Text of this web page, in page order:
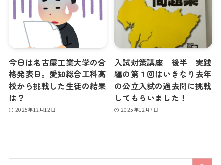
今日は名古屋工業大学の合
格発表日。愛知総合工科高
校から挑戦した生徒の結果
は？
2025年12月12日
入試対策講座 後半 実践
編の第１回はいきなり去年
の公立入試の過去問に挑戦
してもらいました！
2025年12月7日